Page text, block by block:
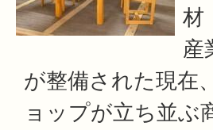
材
産
が整備された現在
ョップが立ち並ぶ